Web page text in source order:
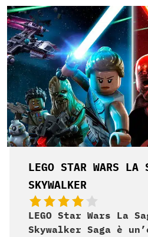
LEGO STAR WARS LA
SKYWALKER
LEGO Star Wars La
Skywalker Saga è